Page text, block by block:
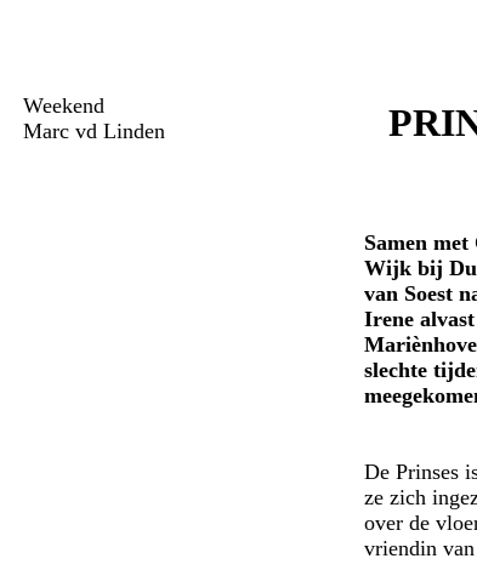
Weekend
Marc vd Linden
Samen
Wijk bij
van Soest
Irene
slechte
De Prinses
ze zich
over de
vriendin